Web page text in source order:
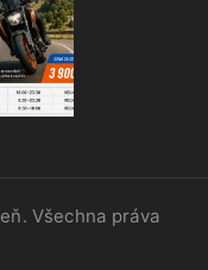
. Všechna práva